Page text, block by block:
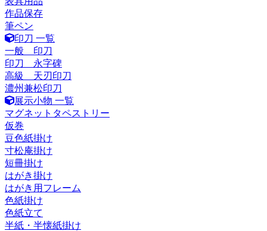
作品保存
筆ペン
印刀 一覧
一般 印刀
印刀 永字碑
高級 天刃印刀
濃州兼松印刀
展示小物 一覧
マグネットタペストリー
仮巻
豆色紙掛け
寸松庵掛け
短冊掛け
はがき掛け
はがき用フレーム
色紙掛け
色紙立て
半紙・半懐紙掛け